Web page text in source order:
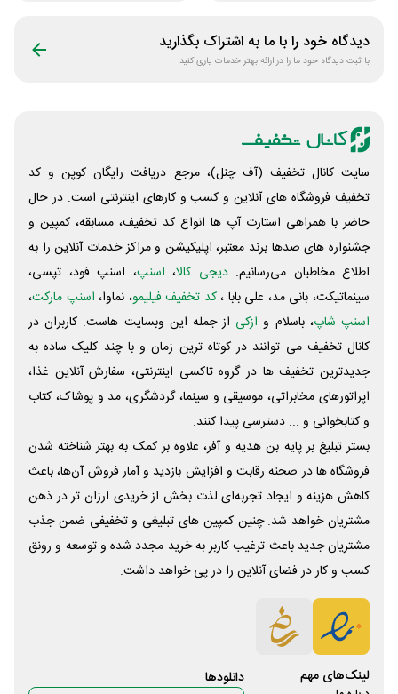
دیدگاه خود را با ما به اشتراک بگذارید
با ثبت دیدگاه خود ما را در ارائه بهتر خدمات یاری کنید
سایت کانال تخفیف (آف چنل)، مرجع دریافت رایگان کوپن و کد
تخفیف فروشگاه های آنلاین و کسب و‌ کارهای اینترنتی است. در حال
حاضر با همراهی استارت آپ ها انواع کد تخفیف، مسابقه، کمپین و
جشنواره های صدها برند معتبر، اپلیکیشن و مراکز خدمات آنلاین را به
اطلاع مخاطبان می‌رسانیم. دیجی کالا، اسنپ، اسنپ فود، تپسی،
سینماتیکت، بانی مد، علی‌ بابا ،کد تخفیف فیلیمو، نماوا، اسنپ مارکت،
اسنپ شاپ، باسلام و ازکی از جمله این وبسایت ‌هاست. کاربران در
کانال تخفیف می توانند در کوتاه ترین زمان و با چند کلیک ساده به
جدیدترین تخفیف ها در گروه تاکسی اینترنتی، سفارش آنلاین غذا،
اپراتورهای مخابراتی، موسیقی و سینما، گردشگری، مد و پوشاک، کتاب
و کتابخوانی و ... دسترسی پیدا کنند.
بستر تبلیغ بر پایه بن هدیه و آفر، علاوه بر کمک به بهتر شناخته شدن
فروشگاه ها در صحنه رقابت و افزایش بازدید و آمار فروش آن‌ها، باعث
کاهش هزینه و ایجاد تجربه‌ای لذت بخش از خریدی ارزان تر در ذهن
مشتریان خواهد شد. چنین کمپین های تبلیغی و تخفیفی ضمن جذب
مشتریان جدید باعث ترغیب کاربر به خرید مجدد شده و توسعه و رونق
کسب و کار در فضای آنلاین را در پی خواهد داشت.
لینک‌های مهم دانلود‌ها